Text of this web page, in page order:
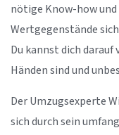
nötige Know-how
Wertgegenstände
Du kannst dich darauf
Händen sind und
Der Umzugsexperte
sich durch sein